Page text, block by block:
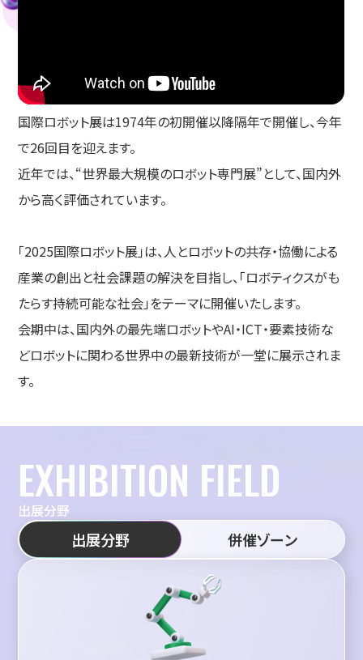
国際ロボット展は1974年の初開催以降隔年で開催し、今年
で26回目を迎えます。
近年では、“世界最大規模のロボット専門展”として、国内外
から高く評価されています。
「2025国際ロボット展」は、人とロボットの共存・協働による
産業の創出と社会課題の解決を目指し、「ロボティクスがも
たらす持続可能な社会」をテーマに開催いたします。
会期中は、国内外の最先端ロボットやAI・ICT・要素技術な
どロボットに関わる世界中の最新技術が一堂に展示されま
す。
EXHIBITION FIELD
出展分野
出展分野 併催ゾーン